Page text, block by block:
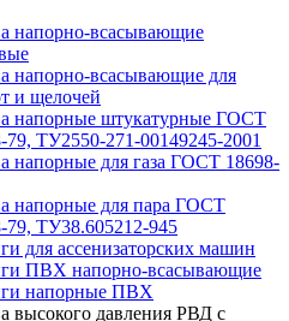
напорно-всасывающие
напорно-всасывающие для
и щелочей
напорные штукатурные ГОСТ
79, ТУ2550-271-00149245-2001
напорные для газа ГОСТ 18698-
напорные для пара ГОСТ
79, ТУ38.605212-945
для ассенизаторских машин
ПВХ напорно-всасывающие
напорные ПВХ
высокого давления РВД с